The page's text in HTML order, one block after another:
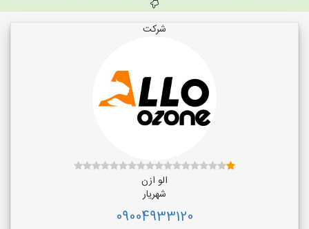
شرکت
الو ازن
شهریار
09004933120